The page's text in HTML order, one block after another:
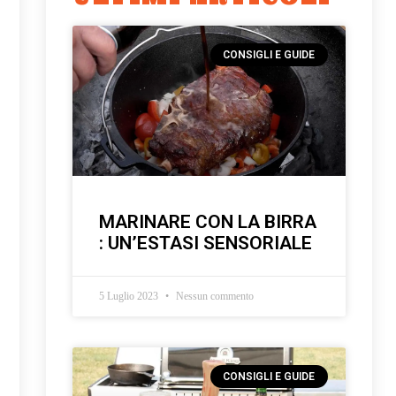
CONSIGLI E GUIDE
MARINARE CON LA BIRRA
: UN’ESTASI SENSORIALE
5 Luglio 2023 Nessun commento
CONSIGLI E GUIDE